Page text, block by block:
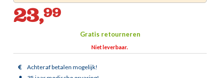
23,99
Gratis retourneren
Niet leverbaar.
Achteraf betalen mogelijk!